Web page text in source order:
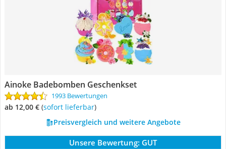
Ainoke Badebomben Geschenkset
1993 Bewertungen
ab 12,00 € ( Sofort lieferbar)
Preisvergleich und weitere Angebote
Unsere Bewertung: GUT